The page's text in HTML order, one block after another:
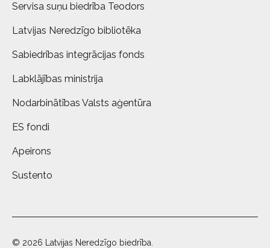
Servisa suņu biedrība Teodors
Latvijas Neredzīgo bibliotēka
Sabiedrības integrācijas fonds
Labklājības ministrija
Nodarbinātības Valsts aģentūra
ES fondi
Apeirons
Sustento
© 2026 Latvijas Neredzīgo biedrība.